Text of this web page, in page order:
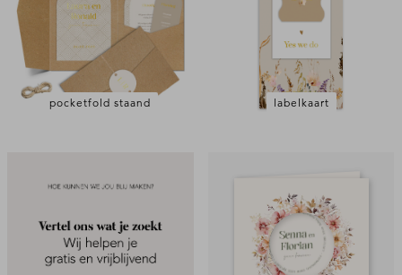
pocketfold staand labelkaart